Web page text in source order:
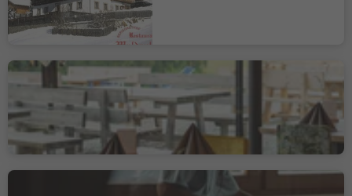
Berggasthof
Lanzenschuster
Flaas, Jenesien, Bozen und Umgebung
Gasthof Kohlern